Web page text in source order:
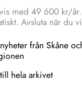
med 49 600 kr/
Avsluta när du
från Skåne
hela arkivet